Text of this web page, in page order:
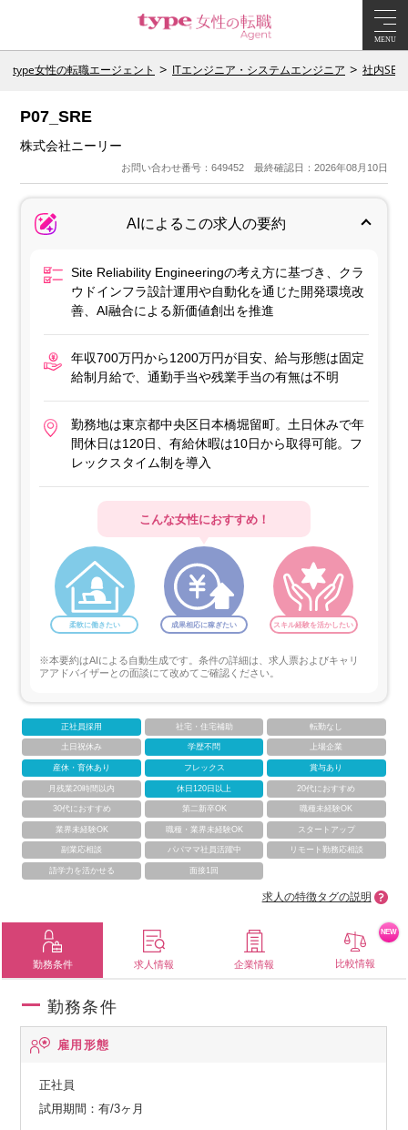
MENU
type女性の転職エージェント ITエンジニア・システムエンジニア 社内SE
P07_SRE
株式会社ニーリー
お問い合わせ番号：649452 最終確認日：2026年08月10日
AIによるこの求人の要約
Site Reliability Engineeringの考え方に基づき、クラ
ウドインフラ設計運用や自動化を通じた開発環境改
善、AI融合による新価値創出を推進
年収700万円から1200万円が目安、給与形態は固定
給制月給で、通勤手当や残業手当の有無は不明
勤務地は東京都中央区日本橋堀留町。土日休みで年
間休日は120日、有給休暇は10日から取得可能。フ
レックスタイム制を導入
こんな女性におすすめ！
柔軟に働きたい 成果相応に稼ぎたい スキル経験を活かしたい
※本要約はAIによる自動生成です。条件の詳細は、求人票およびキャリ
アアドバイザーとの面談にて改めてご確認ください。
正社員採用 社宅・住宅補助 転勤なし
土日祝休み 学歴不問 上場企業
産休・育休あり フレックス 賞与あり
月残業20時間以内 休日120日以上 20代におすすめ
30代におすすめ 第二新卒OK 職種未経験OK
業界未経験OK 職種・業界未経験OK スタートアップ
副業応相談 パパママ社員活躍中 リモート勤務応相談
語学力を活かせる 面接1回
求人の特徴タグの説明
勤務条件 求人情報 企業情報 比較情報
NEW
勤務条件
雇用形態
正社員
試用期間：有/3ヶ月